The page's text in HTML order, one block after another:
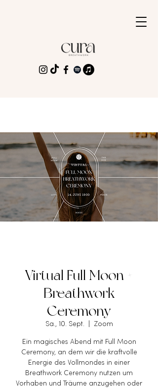
Virtual Full Moon +
Breathwork
Ceremony
Sa., 10. Sept. Zoom
Ein magisches Abend mit Full Moon
Ceremony, an dem wir die kraftvolle
Energie des Vollmondes in einer
Breathwork Ceremony nutzen um
Vorhaben und Träume anzugehen oder